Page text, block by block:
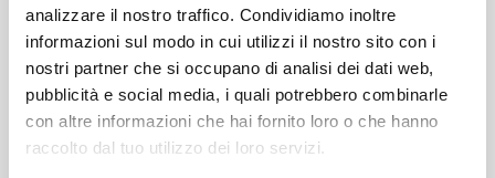
analizzare il nostro traffico. Condividiamo inoltre
informazioni sul modo in cui utilizzi il nostro sito con i
nostri partner che si occupano di analisi dei dati web,
pubblicità e social media, i quali potrebbero combinarle
con altre informazioni che hai fornito loro o che hanno
raccolto dal tuo utilizzo dei loro servizi.